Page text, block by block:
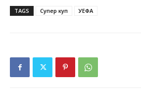
TAGS Супер куп УЕФА